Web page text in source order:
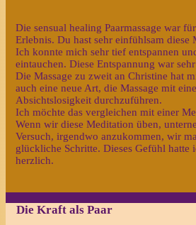
Die sensual healing Paarmassage war
Erlebnis. Du hast sehr einfühlsam diese
Ich konnte mich sehr tief entspannen
eintauchen. Diese Entspannung war
Die Massage zu zweit an Christine hat
auch eine neue Art, die Massage mit
Absichtslosigkeit durchzuführen.
Ich möchte das vergleichen mit einer
Wenn wir diese Meditation üben,
Versuch, irgendwo anzukommen, wir
glückliche Schritte. Dieses Gefühl hatte
herzlich.
Die Kraft als Paar